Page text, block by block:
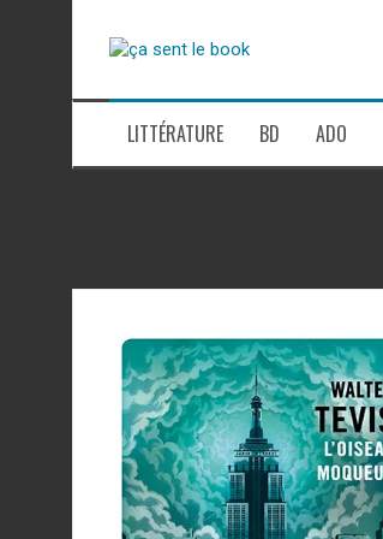
LITTÉRATURE BD ADO